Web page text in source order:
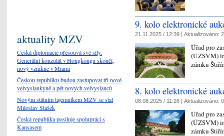
9. kolo elektronické
21.11.2025 / 12:39 | Aktualizováno:
Úřad pro
(ÚZSVM)
zámku
8. kolo elektronické
08.08.2025 / 11:26 | Aktualizováno:
Úřad pro
(ÚZSVM)
zámku
aktuality MZV
Česká diplomacie přesouvá své síly.
Generální konzulát v Hongkongu skončí,
nový vznikne v Miami
Českou republiku budou zastupovat tři nové
velvyslankyně a pět nových velvyslanců
Novým státním tajemníkem MZV se stal
Miloslav Stašek
Česká republika posiluje spolupráci s
Kansasem